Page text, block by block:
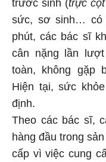
sức, sơ sinh… có
phút, các bác sĩ
cân nặng lần lượt
toàn, không gặp
Hiện tại, sức
định.
Theo các bác sĩ,
hàng đầu trong
cấp vì việc cung